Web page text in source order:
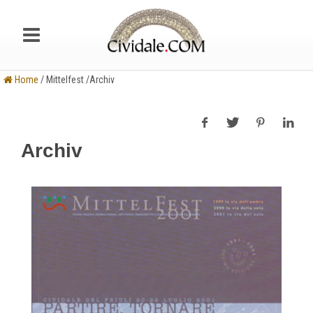
Home / Mittelfest /Archiv
Archiv